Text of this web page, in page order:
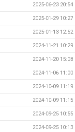
2025-06-23 20:54
2025-01-29 10:27
2025-01-13 12:52
2024-11-21 10:29
2024-11-20 15:08
2024-11-06 11:00
2024-10-09 11:19
2024-10-09 11:15
2024-09-25 10:55
2024-09-25 10:13